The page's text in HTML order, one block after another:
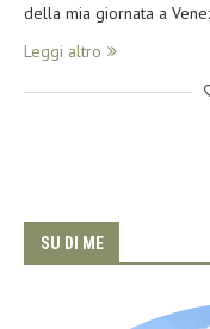
della mia giornata a
Leggi altro
SU DI ME